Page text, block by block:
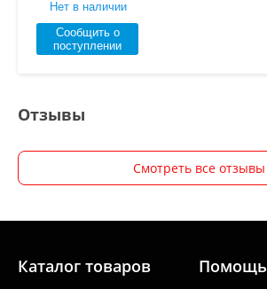
Нет в наличии
Сообщить о
поступлении
Отзывы
Смотреть все отзывы
Каталог товаров Помощь